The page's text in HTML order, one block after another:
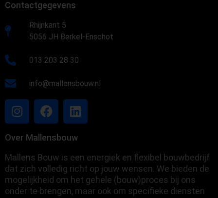
Contactgegevens
Rhijnkant 5
5056 JH Berkel-Enschot
013 203 28 30
info@mallensbouw.nl
Over Mallensbouw
Mallens Bouw is een energiek en flexibel bouwbedrijf
dat zich volledig richt op jouw wensen. We bieden de
mogelijkheid om het gehele (bouw)proces bij ons
onder te brengen, maar ook om specifieke diensten